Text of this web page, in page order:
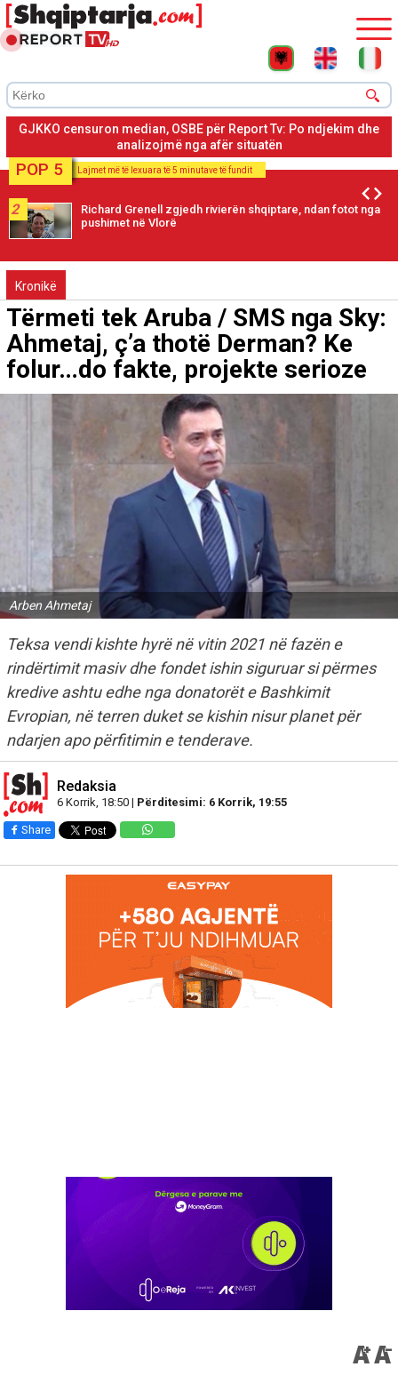
Rregullorja e re e GJKKO, OSBE: Po vlerësojmë pasojat për
gjykimin e drejtë dhe aksesin e medias
POP 5 Lajmet më të lexuara të 5 minutave të fundit
2
Richard Grenell zgjedh rivierën shqiptare, ndan fotot nga
pushimet në Vlorë
Kronikë
Tërmeti tek Aruba / SMS nga Sky:
Ahmetaj, ç’a thotë Derman? Ke
folur…do fakte, projekte serioze
Arben Ahmetaj
Teksa vendi kishte hyrë në vitin 2021 në fazën e
rindërtimit masiv dhe fondet ishin siguruar si përmes
kredive ashtu edhe nga donatorët e Bashkimit
Evropian, në terren duket se kishin nisur planet për
ndarjen apo përfitimin e tenderave.
Redaksia
6 Korrik, 18:50 | Përditesimi: 6 Korrik, 19:55
Share